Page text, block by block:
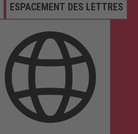
ESPACEMENT DES LETTRES